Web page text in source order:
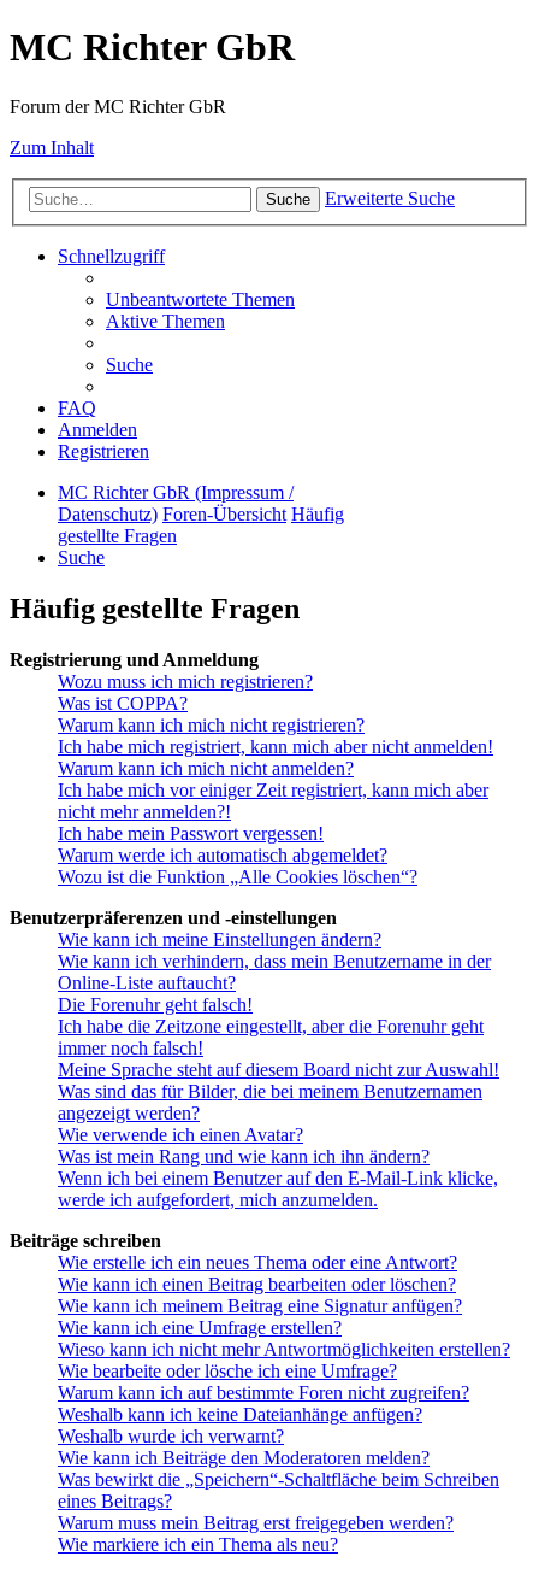
MC Richter GbR
Forum der MC Richter GbR
Zum Inhalt
Suche Erweiterte Suche
Schnellzugriff
Unbeantwortete Themen
Aktive Themen
Suche
FAQ
Anmelden
Registrieren
MC Richter GbR (Impressum /
Datenschutz) Foren-Übersicht Häufig
gestellte Fragen
Suche
Häufig gestellte Fragen
Registrierung und Anmeldung
Wozu muss ich mich registrieren?
Was ist COPPA?
Warum kann ich mich nicht registrieren?
Ich habe mich registriert, kann mich aber nicht anmelden!
Warum kann ich mich nicht anmelden?
Ich habe mich vor einiger Zeit registriert, kann mich aber
nicht mehr anmelden?!
Ich habe mein Passwort vergessen!
Warum werde ich automatisch abgemeldet?
Wozu ist die Funktion „Alle Cookies löschen“?
Benutzerpräferenzen und -einstellungen
Wie kann ich meine Einstellungen ändern?
Wie kann ich verhindern, dass mein Benutzername in der
Online-Liste auftaucht?
Die Forenuhr geht falsch!
Ich habe die Zeitzone eingestellt, aber die Forenuhr geht
immer noch falsch!
Meine Sprache steht auf diesem Board nicht zur Auswahl!
Was sind das für Bilder, die bei meinem Benutzernamen
angezeigt werden?
Wie verwende ich einen Avatar?
Was ist mein Rang und wie kann ich ihn ändern?
Wenn ich bei einem Benutzer auf den E-Mail-Link klicke,
werde ich aufgefordert, mich anzumelden.
Beiträge schreiben
Wie erstelle ich ein neues Thema oder eine Antwort?
Wie kann ich einen Beitrag bearbeiten oder löschen?
Wie kann ich meinem Beitrag eine Signatur anfügen?
Wie kann ich eine Umfrage erstellen?
Wieso kann ich nicht mehr Antwortmöglichkeiten erstellen?
Wie bearbeite oder lösche ich eine Umfrage?
Warum kann ich auf bestimmte Foren nicht zugreifen?
Weshalb kann ich keine Dateianhänge anfügen?
Weshalb wurde ich verwarnt?
Wie kann ich Beiträge den Moderatoren melden?
Was bewirkt die „Speichern“-Schaltfläche beim Schreiben
eines Beitrags?
Warum muss mein Beitrag erst freigegeben werden?
Wie markiere ich ein Thema als neu?